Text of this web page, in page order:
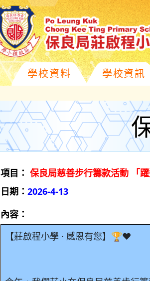
學校資料 學校資訊
項目： 保良局慈善步行籌款活動 「
日期： 2026-4-13
內容：
【莊啟程小學 · 感恩有您】🏆❤️